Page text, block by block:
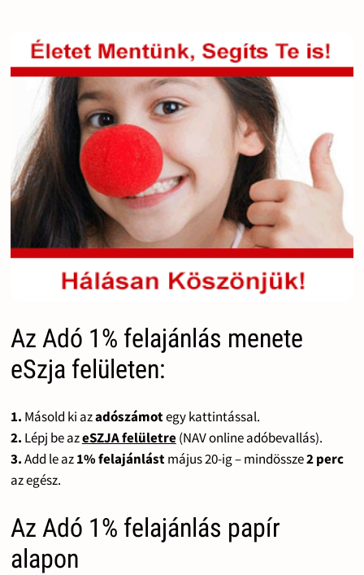
Az Adó 1% felajánlás menete
eSzja felületen:
1. Másold ki azadószámotegy kattintással.
2. Lépj be azeSZJA felületre(NAV online adóbevallás).
3.Add le az1% felajánlástmájus 20-ig – mindössze2 perc
az egész.
Az Adó 1% felajánlás papír
alapon